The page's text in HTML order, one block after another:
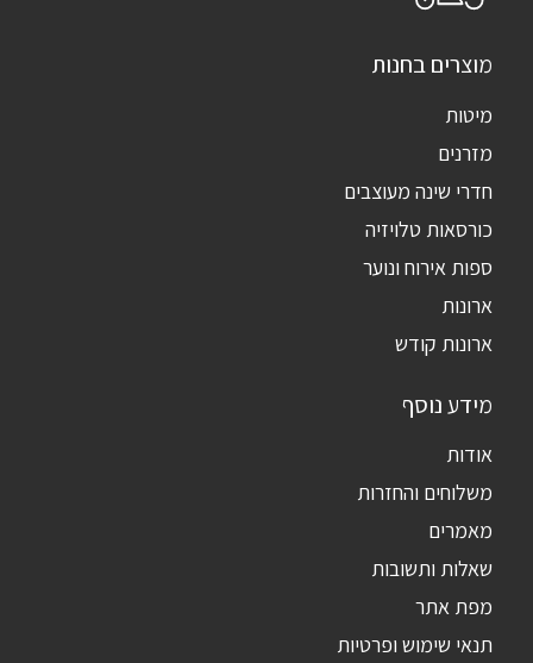
מוצרים בחנות
מיטות
מזרנים
חדרי שינה מעוצבים
כורסאות טלויזיה
ספות אירוח ונוער
ארונות
ארונות קודש
מידע נוסף
אודות
משלוחים והחזרות
מאמרים
שאלות ותשובות
מפת אתר
תנאי שימוש ופרטיות